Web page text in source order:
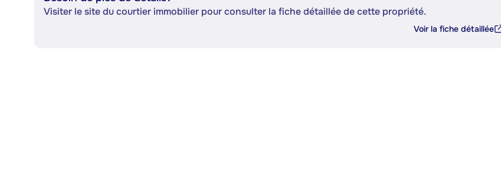
Visiter le site du courtier immobilier pour consulter la fiche détaillée de cette propriété.
Voir la fiche détaillée